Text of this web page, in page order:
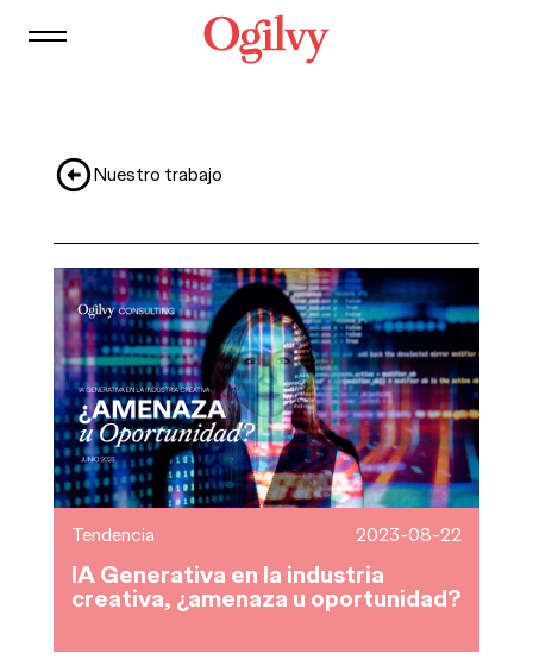
Contacto
Nuestro trabajo
Tendencia 2023-08-22
IA Generativa en la industria
creativa, ¿amenaza u oportunidad?